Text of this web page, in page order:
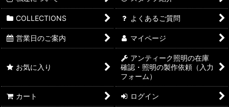
COLLECTIONS よくあるご質問
営業日のご案内 マイページ
お気に入り
アンティーク照明の在庫
確認・照明の製作依頼（入力
フォーム）
カート ログイン